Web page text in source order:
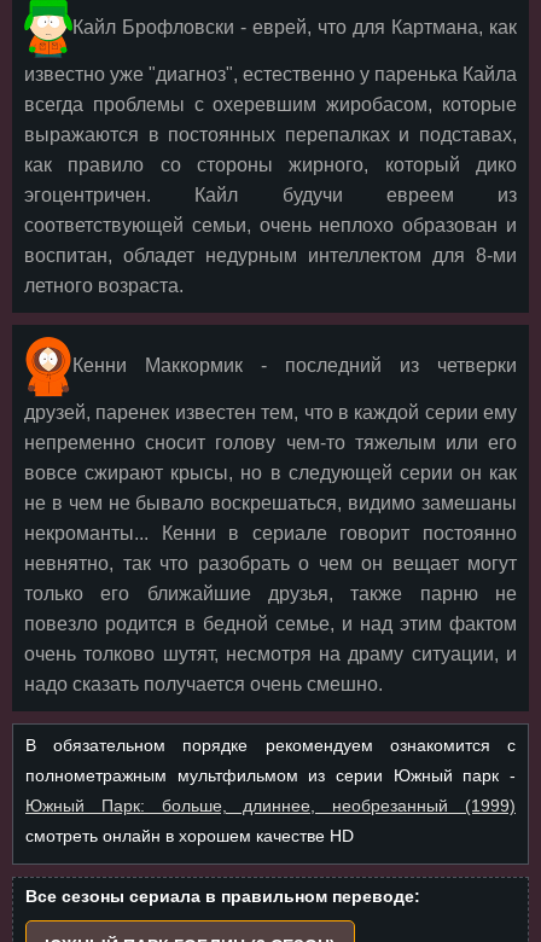
Кайл Брофловски - еврей, что для Картмана, как
известно уже "диагноз", естественно у паренька Кайла
всегда проблемы с охеревшим жиробасом, которые
выражаются в постоянных перепалках и подставах,
как правило со стороны жирного, который дико
эгоцентричен. Кайл будучи евреем из
соответствующей семьи, очень неплохо образован и
воспитан, обладет недурным интеллектом для 8-ми
летного возраста.
Кенни Маккормик - последний из четверки
друзей, паренек известен тем, что в каждой серии ему
непременно сносит голову чем-то тяжелым или его
вовсе сжирают крысы, но в следующей серии он как
не в чем не бывало воскрешаться, видимо замешаны
некроманты... Кенни в сериале говорит постоянно
невнятно, так что разобрать о чем он вещает могут
только его ближайшие друзья, также парню не
повезло родится в бедной семье, и над этим фактом
очень толково шутят, несмотря на драму ситуации, и
надо сказать получается очень смешно.
В обязательном порядке рекомендуем ознакомится с
полнометражным мультфильмом из серии Южный парк -
Южный Парк: больше, длиннее, необрезанный (1999)
смотреть онлайн в хорошем качестве HD
Все сезоны сериала в правильном переводе: